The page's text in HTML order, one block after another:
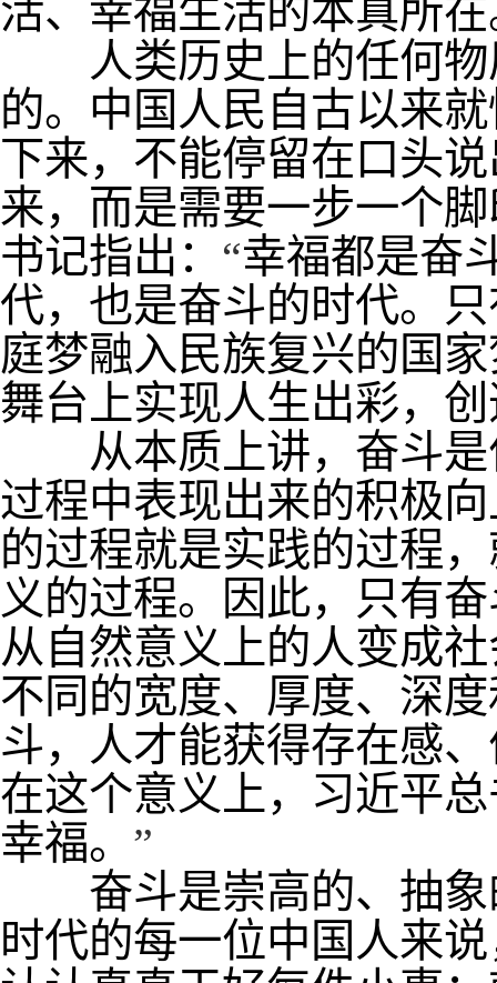
活、幸福生活的本真所
人类历史上的任何物
的。中国人民自古以来
下来，不能停留在口头
来，而是需要一步一个
书记指出： “幸福都是奋
代，也是奋斗的时代。
庭梦融入民族复兴的国
舞台上实现人生出彩，
从本质上讲，奋斗是
过程中表现出来的积极
的过程就是实践的过程
义的过程。因此，只有
从自然意义上的人变成
不同的宽度、厚度、深
斗，人才能获得存在感
在这个意义上，习近平
幸福。 ”
奋斗是崇高的、抽象
时代的每一位中国人来